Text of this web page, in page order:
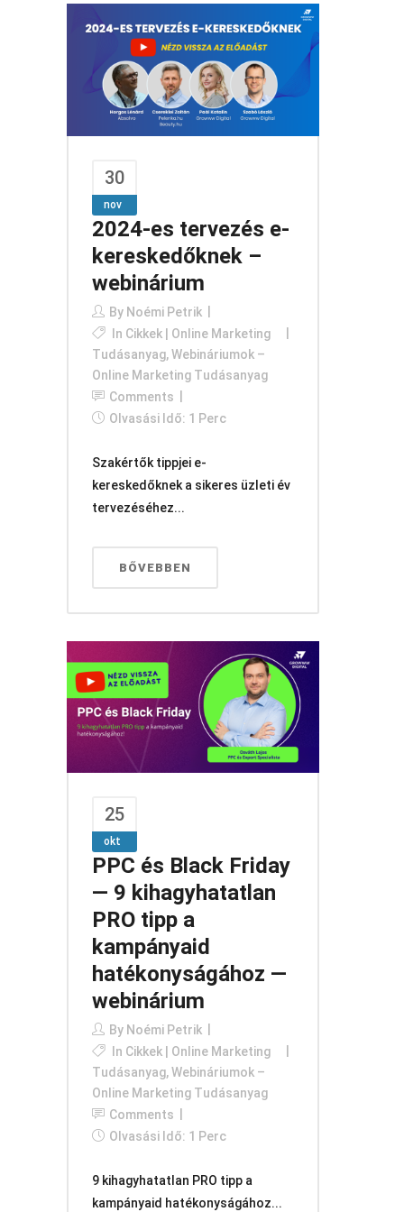
30
nov
2024-es tervezés e-
kereskedőknek –
webinárium
By Noémi Petrik
In Cikkek | Online Marketing
Tudásanyag,Webináriumok –
Online Marketing Tudásanyag
Comments
Olvasási Idő: 1 Perc
Szakértők tippjei e-
kereskedőknek a sikeres üzleti év
tervezéséhez...
BŐVEBBEN
25
okt
PPC és Black Friday
— 9 kihagyhatatlan
PRO tipp a
kampányaid
hatékonyságához —
webinárium
By Noémi Petrik
In Cikkek | Online Marketing
Tudásanyag,Webináriumok –
Online Marketing Tudásanyag
Comments
Olvasási Idő: 1 Perc
9 kihagyhatatlan PRO tipp a
kampányaid hatékonyságához...